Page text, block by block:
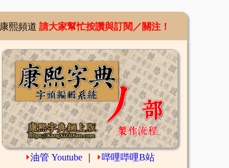
康熙頻道 請大家幫忙按讚與訂閱／關注！
⏵油管 Youtube ⏵哔哩哔哩B站